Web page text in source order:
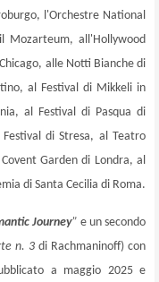
l'Orchestre National
Mozarteum, all'Hollywood
alle Notti Bianche di
al Festival di Mikkeli in
al Festival di Pasqua di
di Stresa, al Teatro
Garden di Londra, al
di Santa Cecilia di Roma.
Journey” e un secondo
n. 3di Rachmaninoff) con
a maggio 2025 e